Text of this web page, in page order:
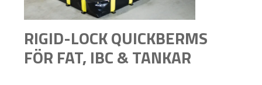
RIGID-LOCK QUICKBERMS
FÖR FAT, IBC & TANKAR